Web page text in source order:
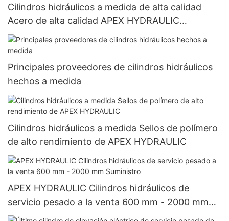
Cilindros hidráulicos a medida de alta calidad
Acero de alta calidad APEX HYDRAULIC
Company
Principales proveedores de cilindros hidráulicos
hechos a medida
Cilindros hidráulicos a medida Sellos de polímero
de alto rendimiento de APEX HYDRAULIC
APEX HYDRAULIC Cilindros hidráulicos de
servicio pesado a la venta 600 mm - 2000 mm
Suministro